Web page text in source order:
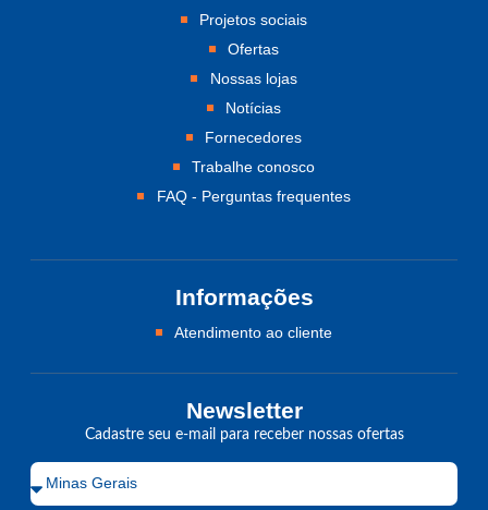
Projetos sociais
Ofertas
Nossas lojas
Notícias
Fornecedores
Trabalhe conosco
FAQ - Perguntas frequentes
Informações
Atendimento ao cliente
Newsletter
Cadastre seu e-mail para receber nossas ofertas